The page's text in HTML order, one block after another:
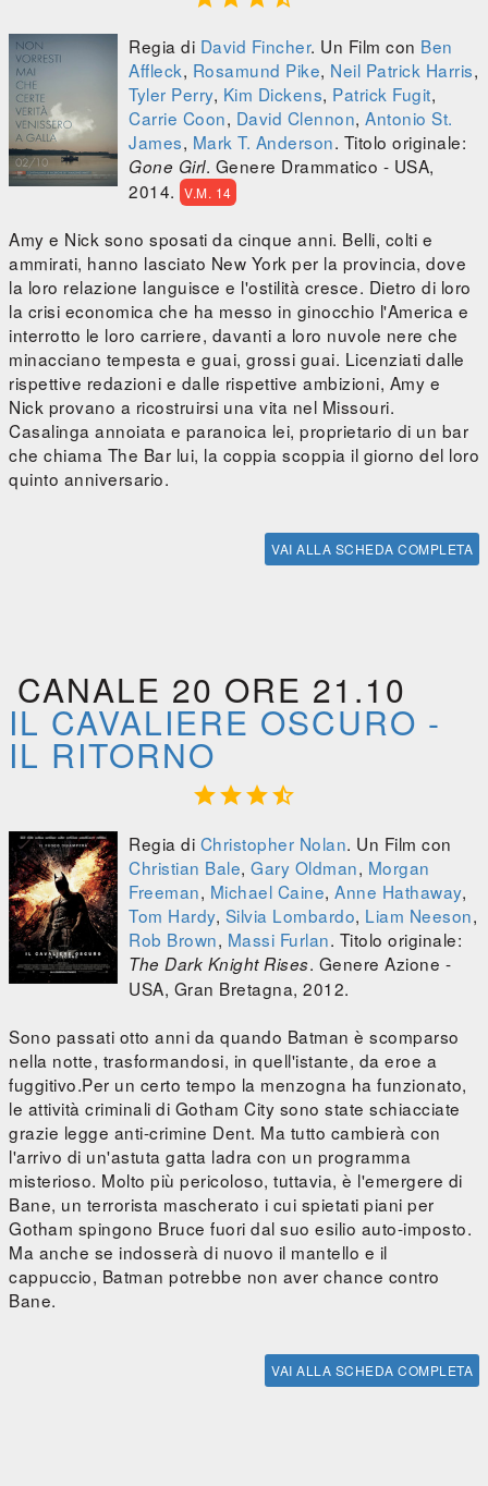
Regia di David Fincher. Un Film con Ben
Affleck, Rosamund Pike, Neil Patrick Harris,
Tyler Perry, Kim Dickens, Patrick Fugit,
Carrie Coon, David Clennon, Antonio St.
James, Mark T. Anderson. Titolo originale:
Gone Girl. Genere Drammatico - USA,
2014. V.M. 14
Amy e Nick sono sposati da cinque anni. Belli, colti e
ammirati, hanno lasciato New York per la provincia, dove
la loro relazione languisce e l'ostilità cresce. Dietro di loro
la crisi economica che ha messo in ginocchio l'America e
interrotto le loro carriere, davanti a loro nuvole nere che
minacciano tempesta e guai, grossi guai. Licenziati dalle
rispettive redazioni e dalle rispettive ambizioni, Amy e
Nick provano a ricostruirsi una vita nel Missouri.
Casalinga annoiata e paranoica lei, proprietario di un bar
che chiama The Bar lui, la coppia scoppia il giorno del loro
quinto anniversario.
VAI ALLA SCHEDA COMPLETA
CANALE 20 ORE 21.10
IL CAVALIERE OSCURO -
IL RITORNO

Regia di Christopher Nolan. Un Film con
Christian Bale, Gary Oldman, Morgan
Freeman, Michael Caine, Anne Hathaway,
Tom Hardy, Silvia Lombardo, Liam Neeson,
Rob Brown, Massi Furlan. Titolo originale:
The Dark Knight Rises. Genere Azione -
USA, Gran Bretagna, 2012.
Sono passati otto anni da quando Batman è scomparso
nella notte, trasformandosi, in quell'istante, da eroe a
fuggitivo.Per un certo tempo la menzogna ha funzionato,
le attività criminali di Gotham City sono state schiacciate
grazie legge anti-crimine Dent. Ma tutto cambierà con
l'arrivo di un'astuta gatta ladra con un programma
misterioso. Molto più pericoloso, tuttavia, è l'emergere di
Bane, un terrorista mascherato i cui spietati piani per
Gotham spingono Bruce fuori dal suo esilio auto-imposto.
Ma anche se indosserà di nuovo il mantello e il
cappuccio, Batman potrebbe non aver chance contro
Bane.
VAI ALLA SCHEDA COMPLETA